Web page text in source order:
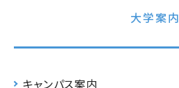
大学案内
キャンパス案内